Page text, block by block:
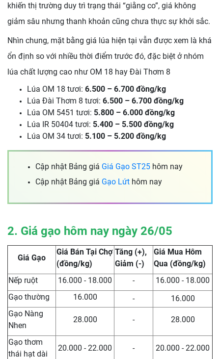
khiến thị trường duy trì trạng thái “giằng co”, giá không
giảm sâu nhưng thanh khoản cũng chưa thực sự khởi sắc.
Nhìn chung, mặt bằng giá lúa hiện tại vẫn được xem là khá
ổn định so với nhiều thời điểm trước đó, đặc biệt ở nhóm
lúa chất lượng cao như OM 18 hay Đài Thơm 8
Lúa OM 18 tươi: 6.500 – 6.700 đồng/kg
Lúa Đài Thơm 8 tươi: 6.500 – 6.700 đồng/kg
Lúa OM 5451 tươi: 5.800 – 6.000 đồng/kg
Lúa IR 50404 tươi: 5.400 – 5.500 đồng/kg
Lúa OM 34 tươi: 5.100 – 5.200 đồng/kg
Cập nhật Bảng giá Giá Gạo ST25 hôm nay
Cập nhật Bảng giá Gạo Lứt hôm nay
2. Giá gạo hôm nay ngày 26/05
Giá Gạo
Giá Bán Tại Chợ
(đồng/kg)
Tăng (+),
Giảm (-)
Giá Mua Hôm
Qua (đồng/kg)
Nếp ruột
16.000 - 18.000 -
16.000 - 18.000
Gạo thường
16.000 -
16.000
Gạo Nàng
Nhen
28.000 - 28.000
Gạo thơm
thái hạt dài
20.000 - 22.000 - 20.000 - 22.000